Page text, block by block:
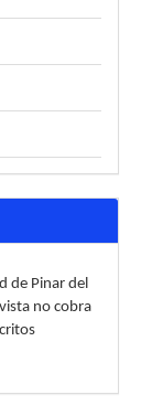
de Pinar del
no cobra